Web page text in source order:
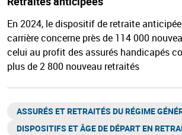
En 2024, le dispositif de retraite
carrière concerne près de 114 000
celui au profit des assurés handicapés
plus de 2 800 nouveau retraités
ASSURÉS ET RETRAITÉS DU RÉGIME
DISPOSITIFS ET ÂGE DE DÉPART EN